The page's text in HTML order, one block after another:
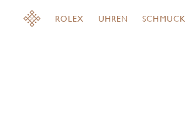
ROLEX UHREN SCHMUCK